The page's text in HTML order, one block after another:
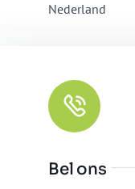
Nederland
Bel ons